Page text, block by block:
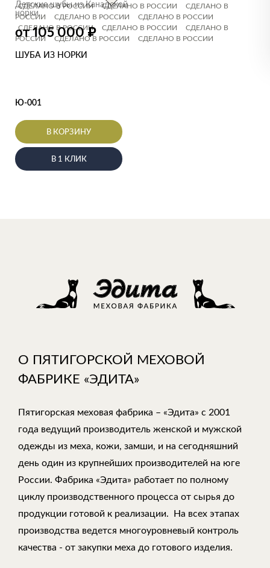
СДЕЛАНО В РОССИИ
СДЕЛАНО В РОССИИ
СДЕЛАНО В
РОССИИ
СДЕЛАНО В РОССИИ
СДЕЛАНО В РОССИИ
СДЕЛАНО В РОССИИ
СДЕЛАНО В РОССИИ
СДЕЛАНО В
РОССИИ
СДЕЛАНО В РОССИИ СДЕЛАНО В РОССИИ
Детские шубы из Канадской
норки
от 105 000₽
ШУБА ИЗ НОРКИ
Ю-001
В КОРЗИНУ
В 1 КЛИК
О ПЯТИГОРСКОЙ МЕХОВОЙ
ФАБРИКЕ «ЭДИТА»
Пятигорская меховая фабрика – «Эдита» с 2001
года ведущий производитель женской и мужской
одежды из меха, кожи, замши, и на сегодняшний
день один из крупнейших производителей на юге
России. Фабрика «Эдита» работает по полному
циклу производственного процесса от сырья до
продукции готовой к реализации. На всех этапах
производства ведется многоуровневый контроль
качества - от закупки меха до готового изделия.